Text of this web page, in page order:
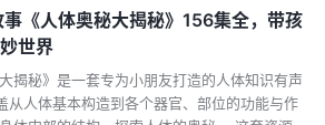
，内容涵盖中外历史、地理名胜、艺术文化、
领域。从“万里长城有多长？”到“为什么啤酒瓶
每一个问题都贴近孩子的好奇心，用生动易懂的
源目录： 01 万里长城有多长？.mp3 02…...
事《人体奥秘大揭秘》156集全，带孩
世界
揭秘》是一套专为小朋友打造的人体知识有声
从人体基本构造到各个器官、部位的功能与作